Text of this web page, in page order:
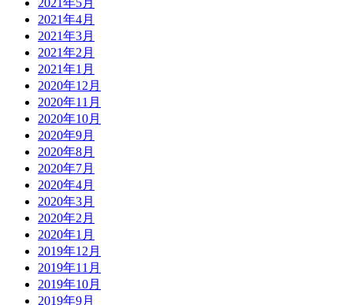
2021年4月
2021年3月
2021年2月
2021年1月
2020年12月
2020年11月
2020年10月
2020年9月
2020年8月
2020年7月
2020年4月
2020年3月
2020年2月
2020年1月
2019年12月
2019年11月
2019年10月
2019年9月